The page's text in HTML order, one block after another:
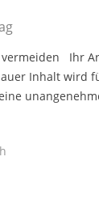
Ihr
Inhalt wird